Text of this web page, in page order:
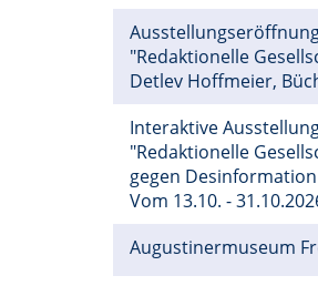
"Redaktionelle
Detlev Hoffmeier,
Interaktive
"Redaktionelle
gegen Desinformation
Vom 13.10. -
Augustinermuseum